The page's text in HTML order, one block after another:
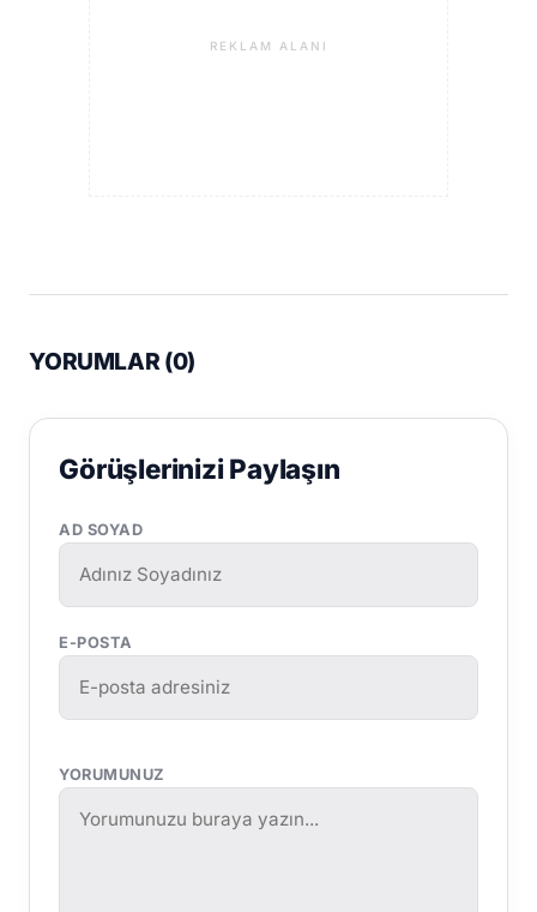
REKLAM ALANI
YORUMLAR (0)
Görüşlerinizi Paylaşın
AD SOYAD
E-POSTA
YORUMUNUZ